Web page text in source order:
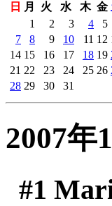
日
月 火 水 木 金
1
2 3 4 5
7
8 9 10 11 12
14 15 16 17 18 19
21 22 23 24 25 26
28 29 30 31
2007年
#1